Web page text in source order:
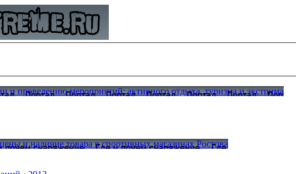
и проведению мероприятий: активного отдыха, туризма и экстрима
и наличие товара в спортивных магазинах Ростова